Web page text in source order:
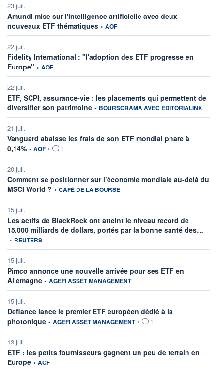
23 juil.
Amundi mise sur l'intelligence artificielle avec deux
nouveaux ETF thématiques information fournie par
• AOF
22 juil.
Fidelity International : "l'adoption des ETF progresse en
Europe" information fournie par
• AOF
22 juil.
ETF, SCPI, assurance-vie : les placements qui permettent de
diversifier son patrimoine information fournie par
• BOURSORAMA AVEC EDITORIALINK
21 juil.
Vanguard abaisse les frais de son ETF mondial phare à
0,14% information fournie par
• AOF • 1
20 juil.
Comment se positionner sur l’économie mondiale au-delà du
MSCI World ? information fournie par
• CAFÉ DE LA BOURSE
15 juil.
Les actifs de BlackRock ont atteint le niveau record de
15.000 milliards de dollars, portés par la bonne santé des…
• REUTERS
15 juil.
Pimco annonce une nouvelle arrivée pour ses ETF en
Allemagne information fournie par
• AGEFI ASSET MANAGEMENT
15 juil.
Defiance lance le premier ETF européen dédié à la
photonique information fournie par
• AGEFI ASSET MANAGEMENT • 1
13 juil.
ETF : les petits fournisseurs gagnent un peu de terrain en
Europe information fournie par
• AOF